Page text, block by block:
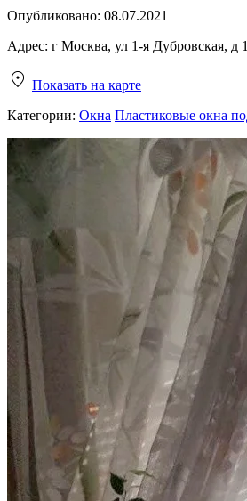
Опубликовано: 08.07.2021
Адрес: г Москва, ул 1-я Дубровская, д
Показать на карте
Категории: Окна Пластиковые окна